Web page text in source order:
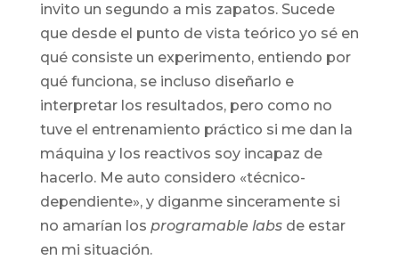
invito un segundo a mis zapatos. Sucede
que desde el punto de vista teórico yo sé en
qué consiste un experimento, entiendo por
qué funciona, se incluso diseñarlo e
interpretar los resultados, pero como no
tuve el entrenamiento práctico si me dan la
máquina y los reactivos soy incapaz de
hacerlo. Me auto considero «técnico-
dependiente», y diganme sinceramente si
no amarían los programable labsde estar
en mi situación.